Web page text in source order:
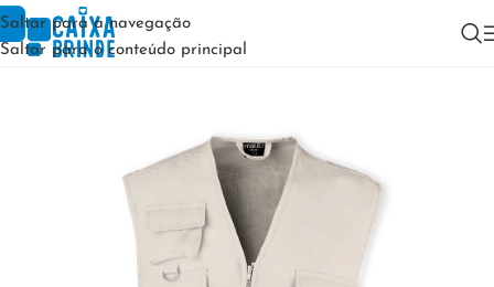
Saltar para a navegação
Saltar para o conteúdo principal